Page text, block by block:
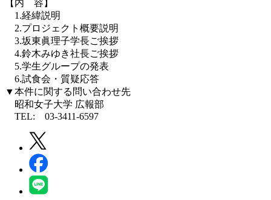
【内 容】
1.経緯説明
2.プロジェクト概要説明
3.坂東眞理子学長ご挨拶
4.鈴木みゆき社長ご挨拶
5.学生グループの発表
6.試食会・質疑応答
▼本件に関する問い合わせ先
昭和女子大学 広報部
TEL: 03-3411-6597